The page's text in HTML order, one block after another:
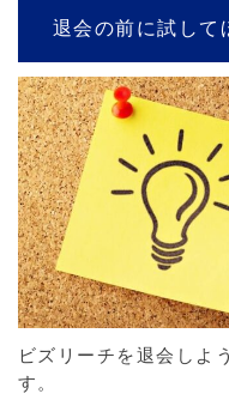
退会の前に試して
ビズリーチを退会しよ
す。